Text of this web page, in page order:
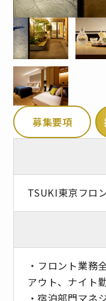
募集要項
TSUKI東京フロ
・フロント業務
アウト、ナイト